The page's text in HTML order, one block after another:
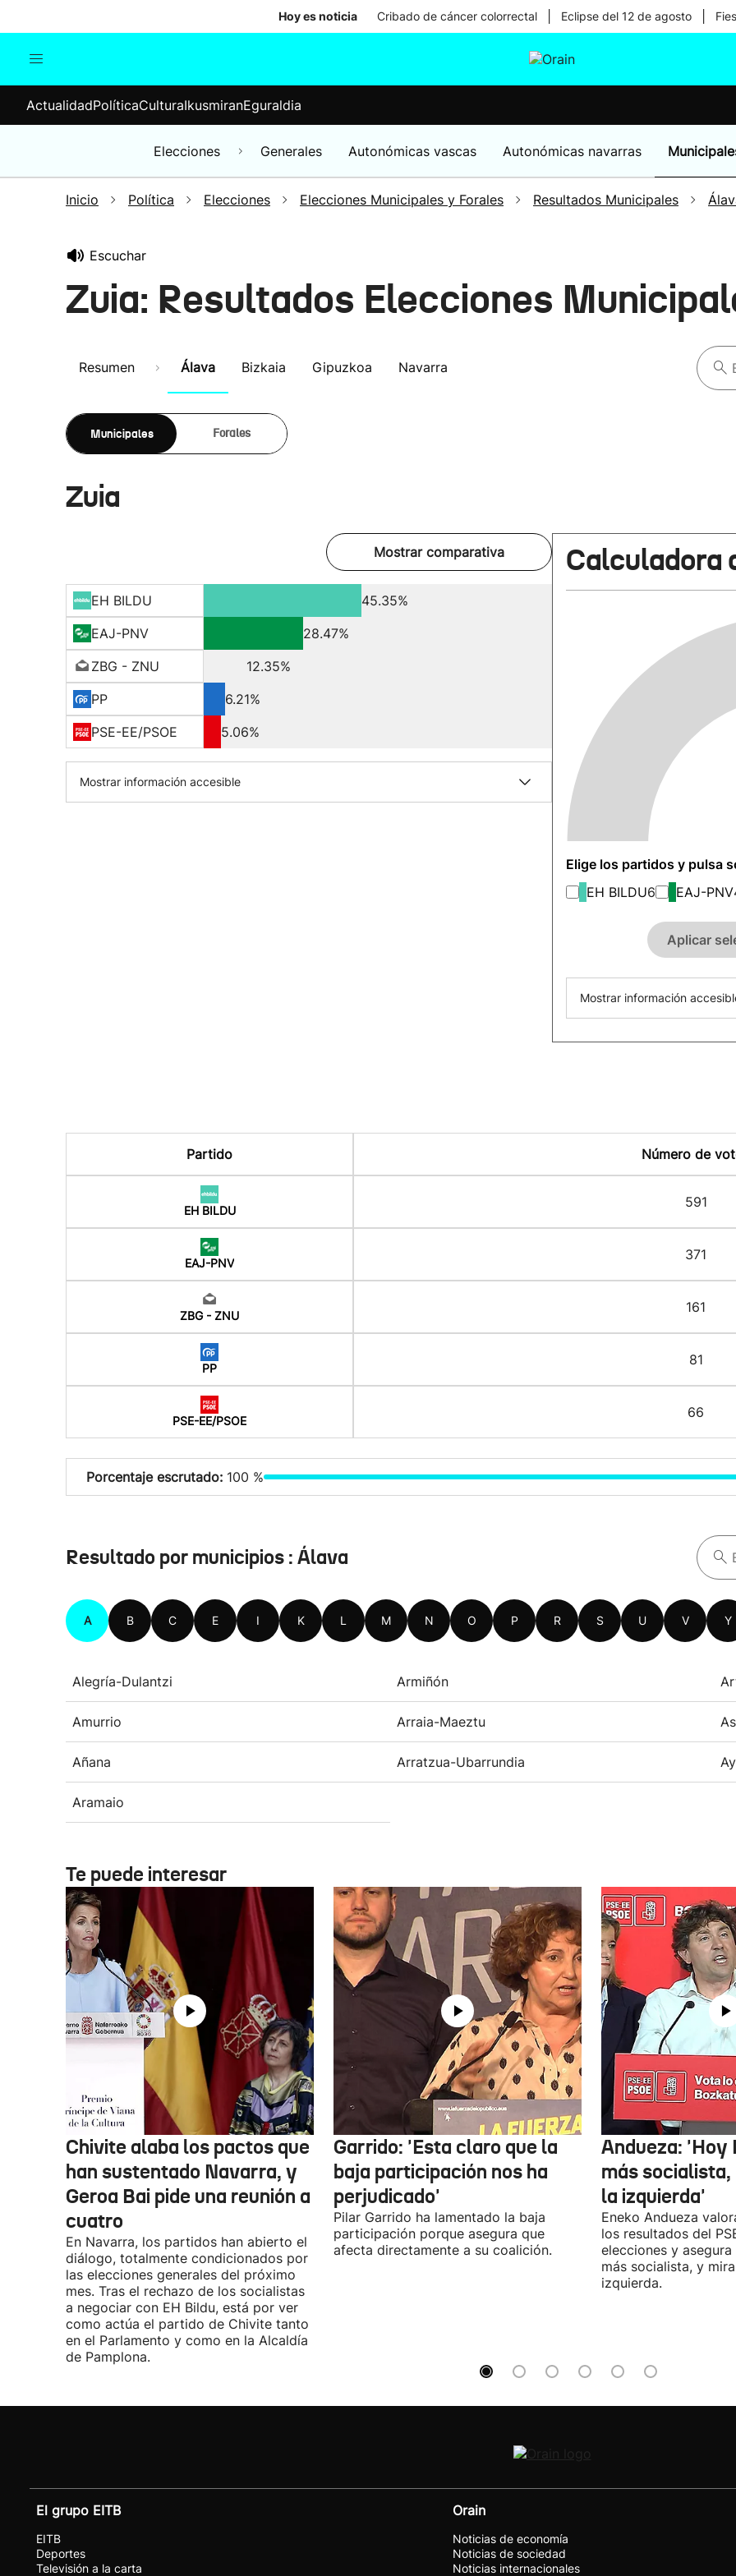
Hoy es noticia Cribado de cáncer colorrectal Eclipse del 12 de agosto
Elecciones
ActualidadPolíticaCulturaIkusmiranEguraldia
Elecciones Generales Autonómicas vascas Autonómicas navarras
Inicio Política Elecciones Elecciones Municipales y Forales Resultados Municipales
Escuchar
Zuia: Resultados Elecciones
Resumen Álava Bizkaia Gipuzkoa Navarra
Municipales Forales
Zuia
Mostrar comparativa
EH BILDU
45.35%
EAJ-PNV
28.47%
ZBG - ZNU
12.35%
PP
6.21%
PSE-EE/PSOE
5.06%
Mostrar información accesible
Calculadora
Elige los partidos y pulsa
EH BILDU6 EAJ-PNV
Aplicar
Mostrar información
Partido Número de
EH BILDU
591
EAJ-PNV
371
ZBG - ZNU
161
PP
81
PSE-EE/PSOE
66
Porcentaje escrutado: 100 %
Resultado por municipios : Álava
A B C E I K L M N O P R S U V Y
Alegría-Dulantzi Armiñón
Amurrio Arraia-Maeztu
Añana Arratzua-Ubarrundia
Aramaio
Te puede interesar
Chivite alaba los pactos que
han sustentado Navarra, y
Geroa Bai pide una reunión a
cuatro
En Navarra, los partidos han abierto el
diálogo, totalmente condicionados por
las elecciones generales del próximo
mes. Tras el rechazo de los socialistas
a negociar con EH Bildu, está por ver
como actúa el partido de Chivite tanto
en el Parlamento y como en la Alcaldía
de Pamplona.
Garrido: 'Esta claro que la
baja participación nos ha
perjudicado'
Pilar Garrido ha lamentado la baja
participación porque asegura que
afecta directamente a su coalición.
Andueza: 'Hoy
más socialista,
la izquierda'
Eneko Andueza
los resultados del
elecciones y
más socialista, y
izquierda.
El grupo EITB
EITB
Deportes
Televisión a la carta
Orain
Noticias de economía
Noticias de sociedad
Noticias internacionales